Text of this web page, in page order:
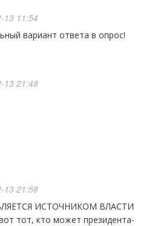
11:54
вариант ответа в опрос!
13 21:48
13 21:58
тот, кто может президента-